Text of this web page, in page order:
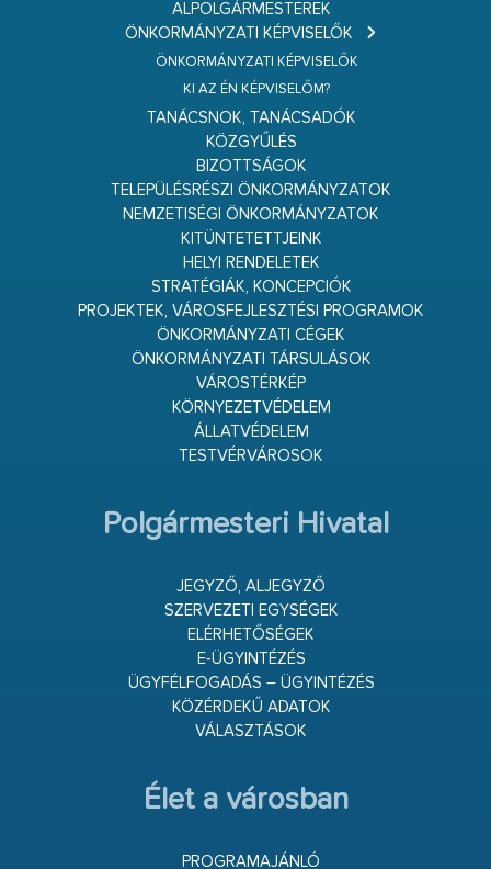
ALPOLGÁRMESTEREK
ÖNKORMÁNYZATI KÉPVISELŐK
ÖNKORMÁNYZATI KÉPVISELŐK
KI AZ ÉN KÉPVISELŐM?
TANÁCSNOK, TANÁCSADÓK
KÖZGYŰLÉS
BIZOTTSÁGOK
TELEPÜLÉSRÉSZI ÖNKORMÁNYZATOK
NEMZETISÉGI ÖNKORMÁNYZATOK
KITÜNTETETTJEINK
HELYI RENDELETEK
STRATÉGIÁK, KONCEPCIÓK
PROJEKTEK, VÁROSFEJLESZTÉSI PROGRAMOK
ÖNKORMÁNYZATI CÉGEK
ÖNKORMÁNYZATI TÁRSULÁSOK
VÁROSTÉRKÉP
KÖRNYEZETVÉDELEM
ÁLLATVÉDELEM
TESTVÉRVÁROSOK
Polgármesteri Hivatal
JEGYZŐ, ALJEGYZŐ
SZERVEZETI EGYSÉGEK
ELÉRHETŐSÉGEK
E-ÜGYINTÉZÉS
ÜGYFÉLFOGADÁS – ÜGYINTÉZÉS
KÖZÉRDEKŰ ADATOK
VÁLASZTÁSOK
Élet a városban
PROGRAMAJÁNLÓ